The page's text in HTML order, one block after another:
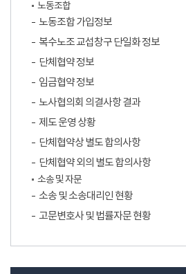
노동조합
노동조합 가입정보
복수노조 교섭창구 단일화 정보
단체협약 정보
임금협약 정보
노사협의회 의결사항 결과
제도 운영 상황
단체협약상 별도 합의사항
단체협약 외의 별도 합의사항
소송 및 자문
소송 및 소송대리인 현황
고문변호사 및 법률자문 현황